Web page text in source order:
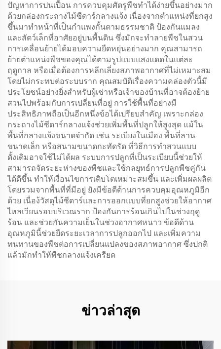
ปัญหาการปนเปื้อน การควบคุมศัตรูพืชทำได้ง่ายขึ้นอย่างมาก
ด้วยกล่องกระถางไม้ซีดาร์กลางแจ้ง เนื่องจากตำแหน่งที่ยกสูง
ขึ้นมาทำหน้าที่เป็นกำแพงกั้นตามธรรมชาติ ป้องกันแมลง
และสัตว์เล็กที่อาศัยอยู่บนพื้นดิน ซึ่งมักจะทำลายพืชในสวน
การเคลื่อนย้ายได้มอบความยืดหยุ่นอย่างมาก คุณสามารถ
ย้ายตำแหน่งพืชของคุณได้ตามรูปแบบแสงแดดในแต่ละ
ฤดูกาล หรือเมื่อต้องการหลีกเลี่ยงสภาพอากาศที่ไม่เหมาะสม
โดยไม่กระทบต่อระบบราก คุณสมบัติเรื่องความคล่องตัวนี้มี
ประโยชน์อย่างยิ่งสำหรับผู้เช่าหรือเจ้าของบ้านที่อาจต้องย้าย
สวนไปพร้อมกับการเปลี่ยนที่อยู่ การใช้พื้นที่อย่างมี
ประสิทธิภาพถือเป็นอีกหนึ่งข้อได้เปรียบสำคัญ เพราะกล่อง
กระถางไม้ซีดาร์กลางแจ้งช่วยเพิ่มพื้นที่ปลูกให้สูงสุด แม้ใน
พื้นที่กลางแจ้งขนาดจำกัด เช่น ระเบียงในเมือง พื้นที่ลาน
ขนาดเล็ก หรือสนามขนาดกะทัดรัด ที่วิธีการทำสวนแบบ
ดั้งเดิมอาจใช้ไม่ได้ผล ระบบการปลูกที่เป็นระเบียบนี้ช่วยให้
สามารถจัดระยะห่างของพืชและใช้กลยุทธ์การปลูกพืชคู่กัน
ได้ดีขึ้น ทำให้เงื่อนไขการเติบโตเหมาะสมขึ้น และเพิ่มผลผลิต
โดยรวมจากพื้นที่ที่มีอยู่ ยังมีข้อดีด้านการควบคุมอุณหภูมิอีก
ด้วย เนื่อง้วัสดุไม้ซีดาร์และการออกแบบที่ยกสูงช่วยให้อากาศ
ไหลเวียนรอบบริเวณราก ป้องกันการร้อนเกินไปในช่วงฤดู
ร้อน และช่วยกันความเย็นในช่วงอากาศหนาว ข้อดีด้าน
อุณหภูมินี้ช่วยยืดระยะเวลาการปลูกออกไป และเพิ่มความ
ทนทานของพืชต่อการเปลี่ยนแปลงของสภาพอากาศ ซึ่งปกติ
แล้วมักทำให้พืชกลางแจ้งเครียด
ข่าวล่าสุด